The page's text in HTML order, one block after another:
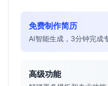
免费制作简历
AI智能生成，3分钟完成
高级功能